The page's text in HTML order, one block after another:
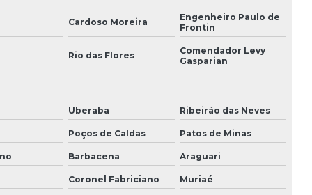
Gestao de obra profissional
Gestão de obras
Orçamento construção civil
Planejamento e acompanhamento de obra
Planejamento e controle de obra
Cardoso Moreira
Engenheiro Paulo de
Frontin
Rio das Flores
Comendador Levy
Gasparian
Uberaba Ribeirão das Neves
Poços de Caldas Patos de Minas
Barbacena Araguari
Coronel Fabriciano Muriaé